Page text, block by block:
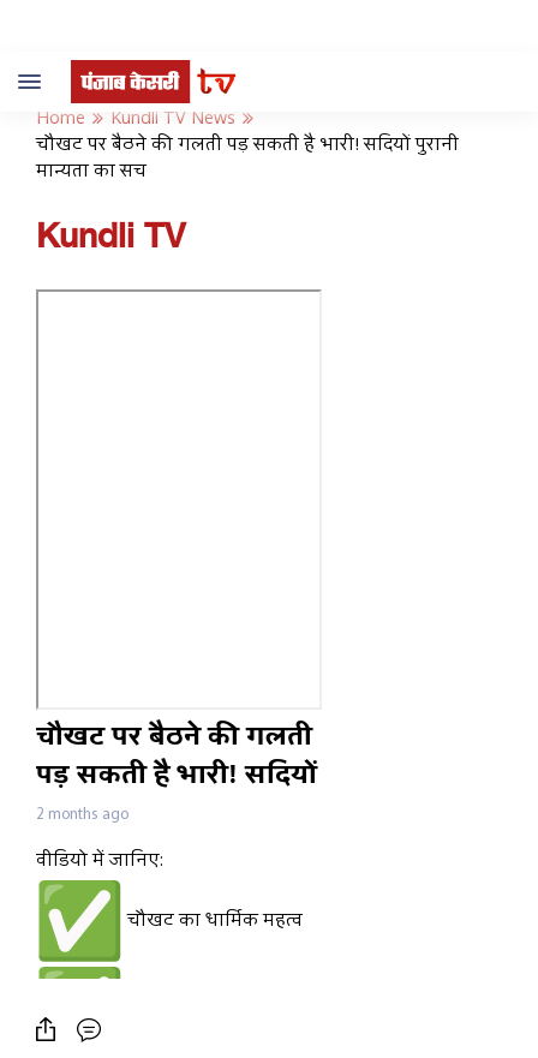
Toggle
navigation
Home
Kundli TV News
चौखट पर बैठने की गलती पड़ सकती है भारी! सदियों पुरानी
मान्यता का सच
Kundli TV
चौखट पर बैठने की गलती
पड़ सकती है भारी! सदियों
पुरानी मान्यता का सच
2 months ago
वीडियो में जानिए:
चौखट का धार्मिक महत्व